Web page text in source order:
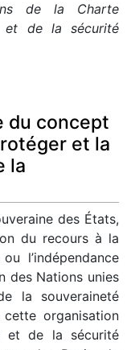
de la Charte
et de la sécurité
du concept
et la
la
des États,
du recours à la
l’indépendance
des Nations unies
la souveraineté
organisation
et de la sécurité